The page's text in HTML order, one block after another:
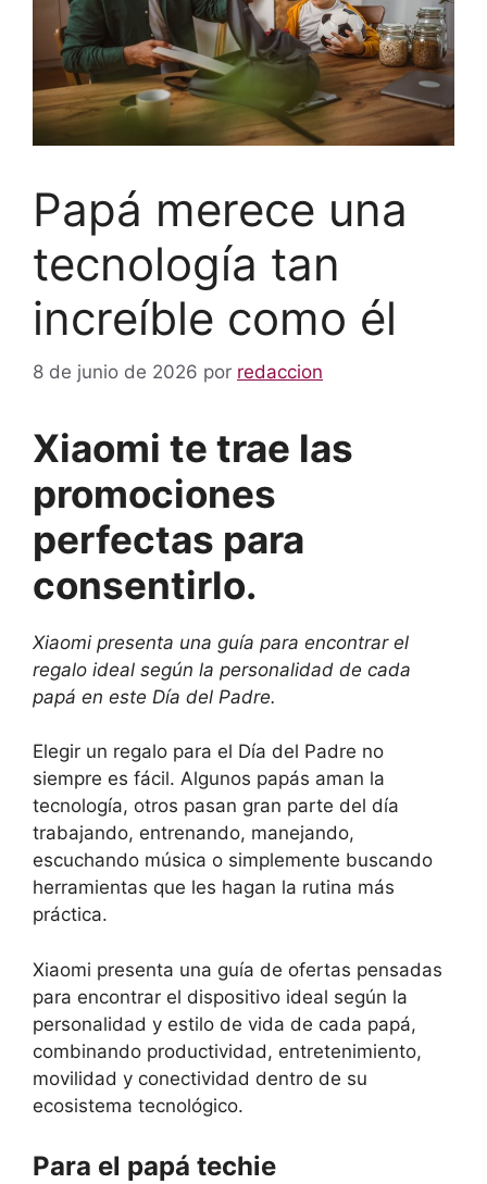
Papá merece una
tecnología tan
increíble como él
8 de junio de 2026 por redaccion
Xiaomi te trae las
promociones
perfectas para
consentirlo.
Xiaomi presenta una guía para encontrar el
regalo ideal según la personalidad de cada
papá en este Día del Padre.
Elegir un regalo para el Día del Padre no
siempre es fácil. Algunos papás aman la
tecnología, otros pasan gran parte del día
trabajando, entrenando, manejando,
escuchando música o simplemente buscando
herramientas que les hagan la rutina más
práctica.
Xiaomi presenta una guía de ofertas pensadas
para encontrar el dispositivo ideal según la
personalidad y estilo de vida de cada papá,
combinando productividad, entretenimiento,
movilidad y conectividad dentro de su
ecosistema tecnológico.
Para el papá techie